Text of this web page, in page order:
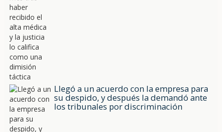
Llegó a un acuerdo con la empresa para
su despido, y después la demandó ante
los tribunales por discriminación